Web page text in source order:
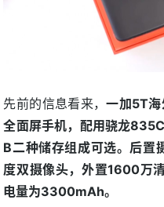
先前的信息看来，一加5T
全面屏手机，配用骁龙
B二种储存组成可选。后置
度双摄像头，外置1600万
电量为3300mAh。